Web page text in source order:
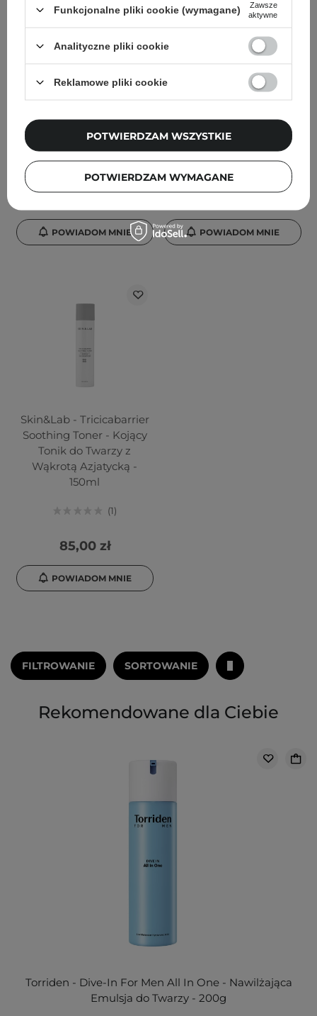
Cleanser - Nawilżający Żel
200ml
2
POWIADOM MNIE
Skin&Lab - Porebarrier
Cleansing Balm -
Nawilżający Balsam do
Oczyszczania Twarzy -
100ml
4
POWIADOM MNIE
Skin&Lab - Tricicabarrier
Soothing Toner - Kojący
Tonik do Twarzy z
Wąkrotą Azjatycką -
150ml
1
85,00 zł
POWIADOM MNIE
FILTROWANIE SORTOWANIE
Rekomendowane dla Ciebie
Torriden - Dive-In For Men All In One - Nawilżająca
Emulsja do Twarzy - 200g
Funkcjonalne pliki cookie (wymagane)
Zawsze
aktywne
Analityczne pliki cookie
Reklamowe pliki cookie
POTWIERDZAM WYMAGANE
POTWIERDZAM WSZYSTKIE